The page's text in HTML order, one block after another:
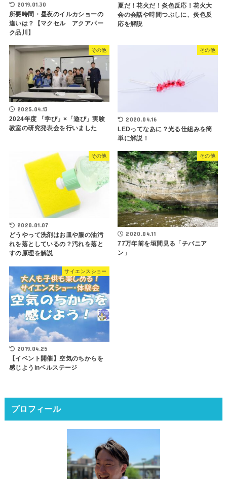
2019.01.30
所要時間・昼夜のイルカショーの
違いは？【マクセル アクアパー
ク品川】
夏だ！花火だ！炎色反応！花火大
会の会話や時間つぶしに、炎色反
応を解説
その他
2025.04.13
2024年度 「学び」×「遊び」実験
教室の研究発表会を行いました
その他
2020.04.16
LEDってなあに？光る仕組みを簡
単に解説！
その他
2020.01.07
どうやって洗剤はお皿や服の油汚
れを落としているの？汚れを落と
すの原理を解説
その他
2020.04.11
77万年前を垣間見る「チバニア
ン」
サイエンスショー
2019.04.25
【イベント開催】空気のちからを
感じようinベルステージ
プロフィール